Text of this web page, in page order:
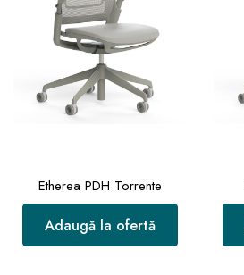
Etherea PDH Torrente
Adaugă la ofertă